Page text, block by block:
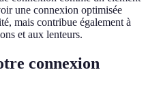
une connexion optimisée
mais contribue également à
et aux lenteurs.
connexion